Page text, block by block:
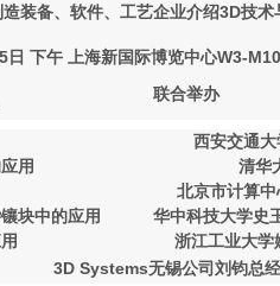
造装备、软件、工艺企业介绍3D技术
日 下午 上海新国际博览中心W3-M10
联合举办
西安交通
用
清华
北京市计算
块中的应用
华中科技大学史
浙江工业大学
Systems无锡公司刘钧总